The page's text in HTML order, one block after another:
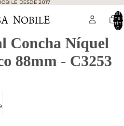
DESDE 2017
DESDE 2017
Total
itens
0
Concha Níquel
88mm - C3253